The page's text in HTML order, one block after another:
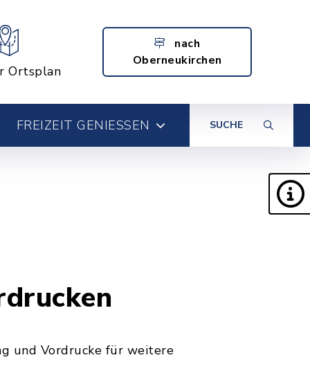
Ortsplan
nach
Oberneukirchen
FREIZEIT GENIESSEN SUCHE
und Vordrucke für weitere